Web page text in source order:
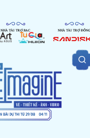
NHÀ TÀI TRỢ BẠC NHÀ TÀI TRỢ ĐỒNG